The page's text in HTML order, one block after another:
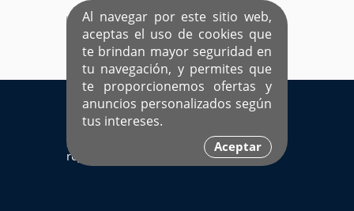
Al navegar por este sitio web,
aceptas el uso de cookies que
te brindan mayor seguridad en
tu navegación, y permites que
te proporcionemos ofertas y
anuncios personalizados según
tus intereses.
Aceptar
EL ÚNICO SITIO DEDICADO A SOLTEROS
HISPANOS COMO TÚ
Ingresa aquí
Sí ya estás
registrado